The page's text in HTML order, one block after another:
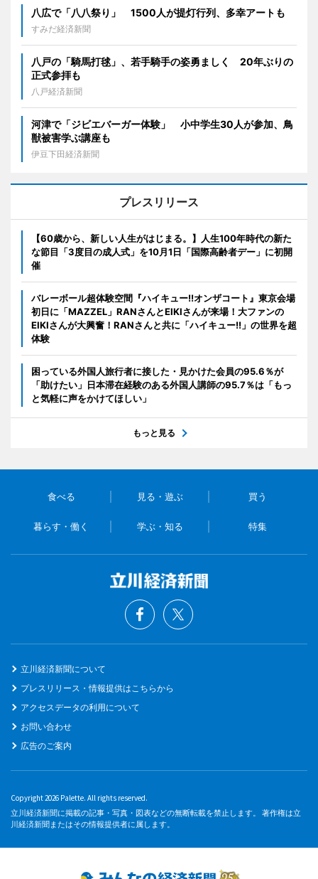
八広で「八八祭り」 1500人が提灯行列、多幸アートも
すみだ経済新聞
八戸の「騎馬打毬」、若手騎手の姿勇ましく 20年ぶりの
正式参拝も
八戸経済新聞
河津で「ジビエバーガー体験」 小中学生30人が参加、鳥
獣被害学ぶ講座も
伊豆下田経済新聞
プレスリリース
【60歳から、新しい人生がはじまる。】人生100年時代の新た
な節目「3度目の成人式」を10月1日「国際高齢者デー」に初開
催
バレーボール超体験空間『ハイキュー!!オンザコート』東京会場
初日に「MAZZEL」RANさんとEIKIさんが来場！大ファンの
EIKIさんが大興奮！RANさんと共に「ハイキュー!!」の世界を超
体験
困っている外国人旅行者に接した・見かけた会員の95.6％が
「助けたい」日本滞在経験のある外国人講師の95.7％は「もっ
と気軽に声をかけてほしい」
もっと見る
食べる 見る・遊ぶ 買う
暮らす・働く 学ぶ・知る 特集
立川経済新聞について
プレスリリース・情報提供はこちらから
アクセスデータの利用について
お問い合わせ
広告のご案内
Copyright 2026 Palette. All rights reserved.
立川経済新聞に掲載の記事・写真・図表などの無断転載を禁止します。 著作権は立
川経済新聞またはその情報提供者に属します。